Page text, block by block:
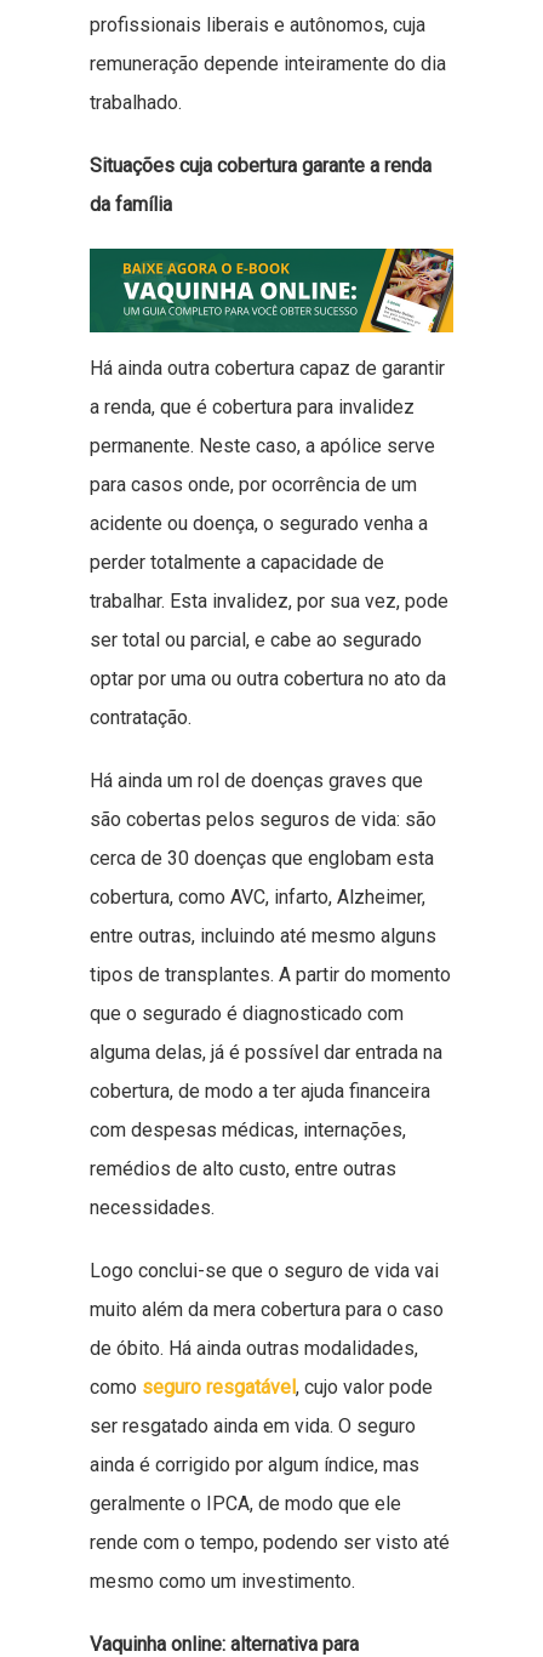
profissionais liberais e autônomos, cuja
remuneração depende inteiramente do dia
trabalhado.
Situações cuja cobertura garante a renda
da família
Há ainda outra cobertura capaz de garantir
a renda, que é cobertura para invalidez
permanente. Neste caso, a apólice serve
para casos onde, por ocorrência de um
acidente ou doença, o segurado venha a
perder totalmente a capacidade de
trabalhar. Esta invalidez, por sua vez, pode
ser total ou parcial, e cabe ao segurado
optar por uma ou outra cobertura no ato da
contratação.
Há ainda um rol de doenças graves que
são cobertas pelos seguros de vida: são
cerca de 30 doenças que englobam esta
cobertura, como AVC, infarto, Alzheimer,
entre outras, incluindo até mesmo alguns
tipos de transplantes. A partir do momento
que o segurado é diagnosticado com
alguma delas, já é possível dar entrada na
cobertura, de modo a ter ajuda financeira
com despesas médicas, internações,
remédios de alto custo, entre outras
necessidades.
Logo conclui-se que o seguro de vida vai
muito além da mera cobertura para o caso
de óbito. Há ainda outras modalidades,
como seguro resgatável, cujo valor pode
ser resgatado ainda em vida. O seguro
ainda é corrigido por algum índice, mas
geralmente o IPCA, de modo que ele
rende com o tempo, podendo ser visto até
mesmo como um investimento.
Vaquinha online: alternativa para